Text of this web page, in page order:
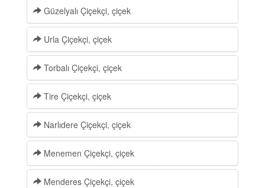
Güzelyalı Çiçekçi, çiçek
Urla Çiçekçi, çiçek
Torbalı Çiçekçi, çiçek
Tire Çiçekçi, çiçek
Narlıdere Çiçekçi, çiçek
Menemen Çiçekçi, çiçek
Menderes Çiçekçi, çiçek